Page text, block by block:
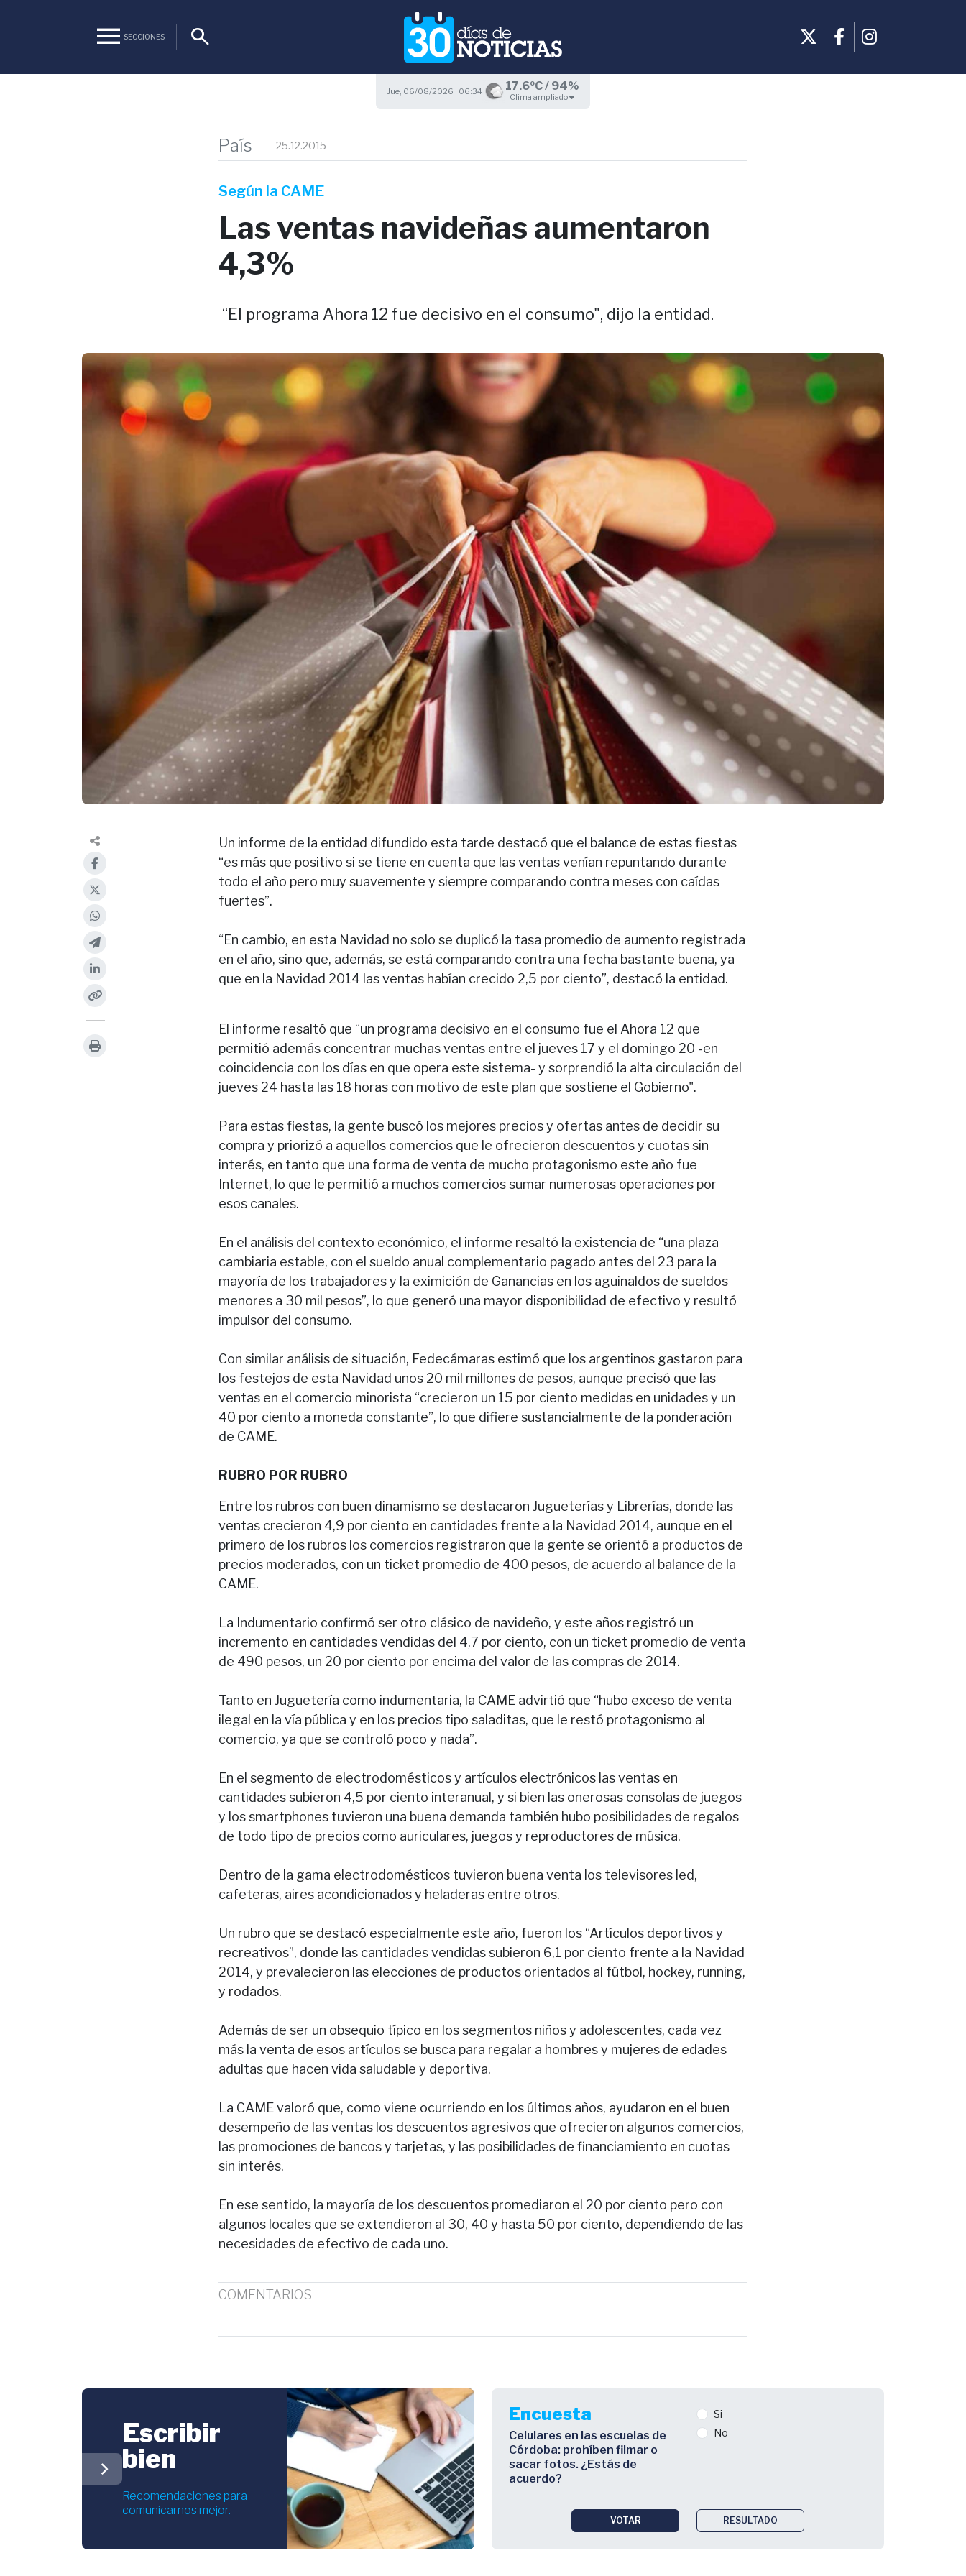
menu SECCIONES search
Jue, 06/08/2026 | 06:34 17.6ºC / 94%
Clima ampliado
País 25.12.2015
Según la CAME
Las ventas navideñas aumentaron
4,3%
“El programa Ahora 12 fue decisivo en el consumo", dijo la entidad.
Un informe de la entidad difundido esta tarde destacó que el balance de estas fiestas
“es más que positivo si se tiene en cuenta que las ventas venían repuntando durante
todo el año pero muy suavemente y siempre comparando contra meses con caídas
fuertes”.
“En cambio, en esta Navidad no solo se duplicó la tasa promedio de aumento registrada
en el año, sino que, además, se está comparando contra una fecha bastante buena, ya
que en la Navidad 2014 las ventas habían crecido 2,5 por ciento”, destacó la entidad.
El informe resaltó que “un programa decisivo en el consumo fue el Ahora 12 que
permitió además concentrar muchas ventas entre el jueves 17 y el domingo 20 -en
coincidencia con los días en que opera este sistema- y sorprendió la alta circulación del
jueves 24 hasta las 18 horas con motivo de este plan que sostiene el Gobierno".
Para estas fiestas, la gente buscó los mejores precios y ofertas antes de decidir su
compra y priorizó a aquellos comercios que le ofrecieron descuentos y cuotas sin
interés, en tanto que una forma de venta de mucho protagonismo este año fue
Internet, lo que le permitió a muchos comercios sumar numerosas operaciones por
esos canales.
En el análisis del contexto económico, el informe resaltó la existencia de “una plaza
cambiaria estable, con el sueldo anual complementario pagado antes del 23 para la
mayoría de los trabajadores y la eximición de Ganancias en los aguinaldos de sueldos
menores a 30 mil pesos”, lo que generó una mayor disponibilidad de efectivo y resultó
impulsor del consumo.
Con similar análisis de situación, Fedecámaras estimó que los argentinos gastaron para
los festejos de esta Navidad unos 20 mil millones de pesos, aunque precisó que las
ventas en el comercio minorista “crecieron un 15 por ciento medidas en unidades y un
40 por ciento a moneda constante”, lo que difiere sustancialmente de la ponderación
de CAME.
RUBRO POR RUBRO
Entre los rubros con buen dinamismo se destacaron Jugueterías y Librerías, donde las
ventas crecieron 4,9 por ciento en cantidades frente a la Navidad 2014, aunque en el
primero de los rubros los comercios registraron que la gente se orientó a productos de
precios moderados, con un ticket promedio de 400 pesos, de acuerdo al balance de la
CAME.
La Indumentario confirmó ser otro clásico de navideño, y este años registró un
incremento en cantidades vendidas del 4,7 por ciento, con un ticket promedio de venta
de 490 pesos, un 20 por ciento por encima del valor de las compras de 2014.
Tanto en Juguetería como indumentaria, la CAME advirtió que “hubo exceso de venta
ilegal en la vía pública y en los precios tipo saladitas, que le restó protagonismo al
comercio, ya que se controló poco y nada”.
En el segmento de electrodomésticos y artículos electrónicos las ventas en
cantidades subieron 4,5 por ciento interanual, y si bien las onerosas consolas de juegos
y los smartphones tuvieron una buena demanda también hubo posibilidades de regalos
de todo tipo de precios como auriculares, juegos y reproductores de música.
Dentro de la gama electrodomésticos tuvieron buena venta los televisores led,
cafeteras, aires acondicionados y heladeras entre otros.
Un rubro que se destacó especialmente este año, fueron los “Artículos deportivos y
recreativos”, donde las cantidades vendidas subieron 6,1 por ciento frente a la Navidad
2014, y prevalecieron las elecciones de productos orientados al fútbol, hockey, running,
y rodados.
Además de ser un obsequio típico en los segmentos niños y adolescentes, cada vez
más la venta de esos artículos se busca para regalar a hombres y mujeres de edades
adultas que hacen vida saludable y deportiva.
La CAME valoró que, como viene ocurriendo en los últimos años, ayudaron en el buen
desempeño de las ventas los descuentos agresivos que ofrecieron algunos comercios,
las promociones de bancos y tarjetas, y las posibilidades de financiamiento en cuotas
sin interés.
En ese sentido, la mayoría de los descuentos promediaron el 20 por ciento pero con
algunos locales que se extendieron al 30, 40 y hasta 50 por ciento, dependiendo de las
necesidades de efectivo de cada uno.
COMENTARIOS
chevron_right
Escribir
bien
Recomendaciones para
comunicarnos mejor.
Encuesta
Celulares en las escuelas de
Córdoba: prohíben filmar o
sacar fotos. ¿Estás de
acuerdo?
Si
No
VOTAR RESULTADO